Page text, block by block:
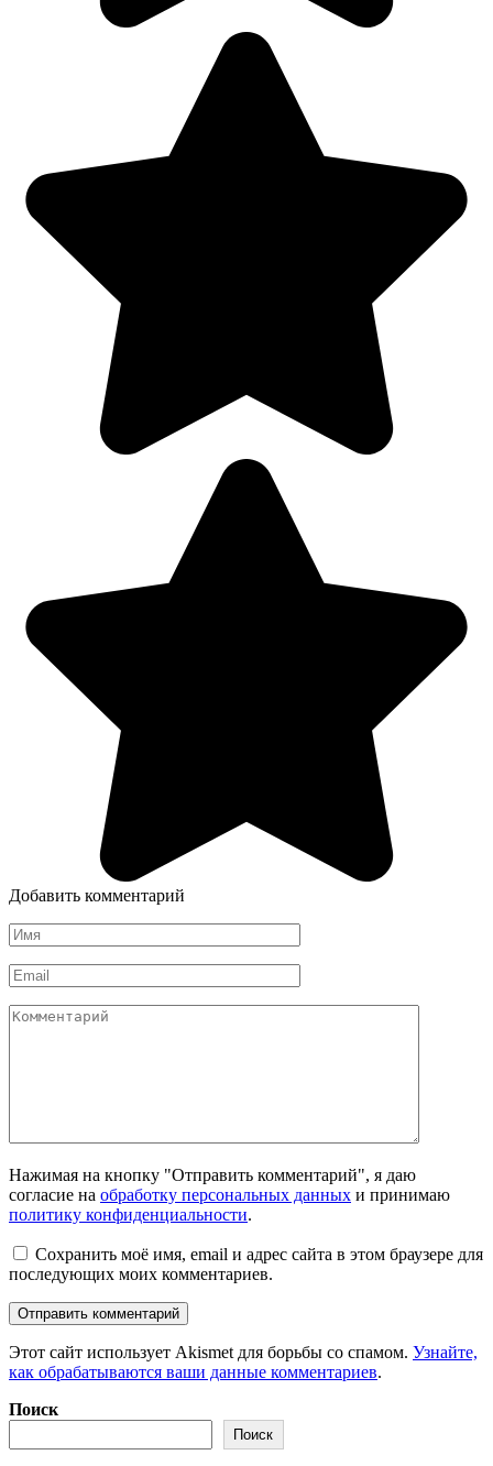
Добавить комментарий
Имя
Email
Комментарий
Нажимая на кнопку "Отправить комментарий", я даю
согласие на обработку персональных данных и принимаю
политику конфиденциальности.
Сохранить моё имя, email и адрес сайта в этом браузере для
последующих моих комментариев.
Этот сайт использует Akismet для борьбы со спамом. Узнайте,
как обрабатываются ваши данные комментариев.
Поиск
Поиск